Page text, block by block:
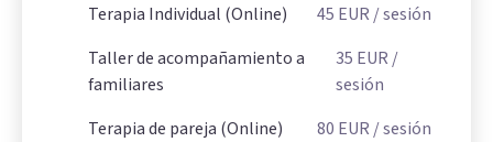
Terapia Individual (Online)
45 EUR / sesión
Taller de acompañamiento a
familiares
35 EUR /
sesión
Terapia de pareja (Online)
80 EUR / sesión